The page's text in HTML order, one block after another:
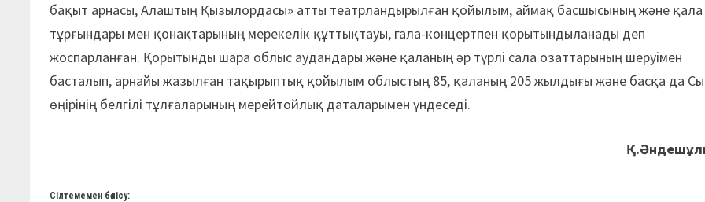
бақыт арнасы, Алаштың Қызылордасы» атты театрландырылған қойылым, аймақ басшысының және қала
тұрғындары мен қонақтарының мерекелік құттықтауы, гала-концертпен қорытындыланады деп
жоспарланған. Қорытынды шара облыс аудандары және қаланың әр түрлі сала озаттарының шеруімен
басталып, арнайы жазылған тақырыптық қойылым облыстың 85, қаланың 205 жылдығы және басқа да
өңірінің белгілі тұлғаларының мерейтойлық даталарымен үндеседі.
Сілтемемен бөлісу: